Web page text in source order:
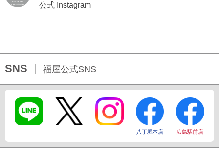
公式 Instagram
SNS 福屋公式SNS
八丁堀本店 広島駅前店